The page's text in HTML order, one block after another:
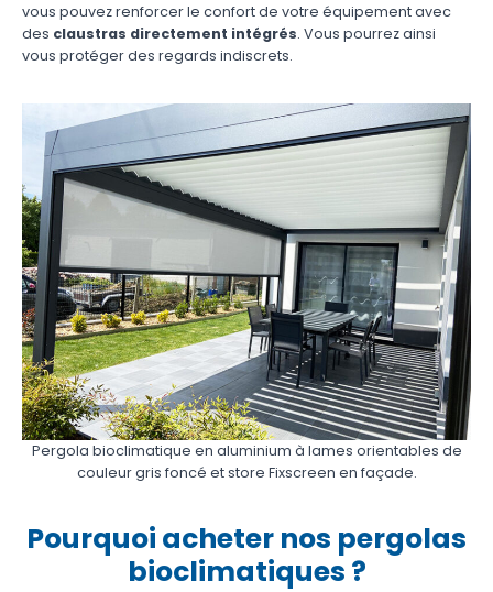
vous pouvez renforcer le confort de votre équipement avec
des claustras directement intégrés. Vous pourrez ainsi
vous protéger des regards indiscrets.
Pergola bioclimatique en aluminium à lames orientables de
couleur gris foncé et store Fixscreen en façade.
Pourquoi acheter nos pergolas
bioclimatiques ?